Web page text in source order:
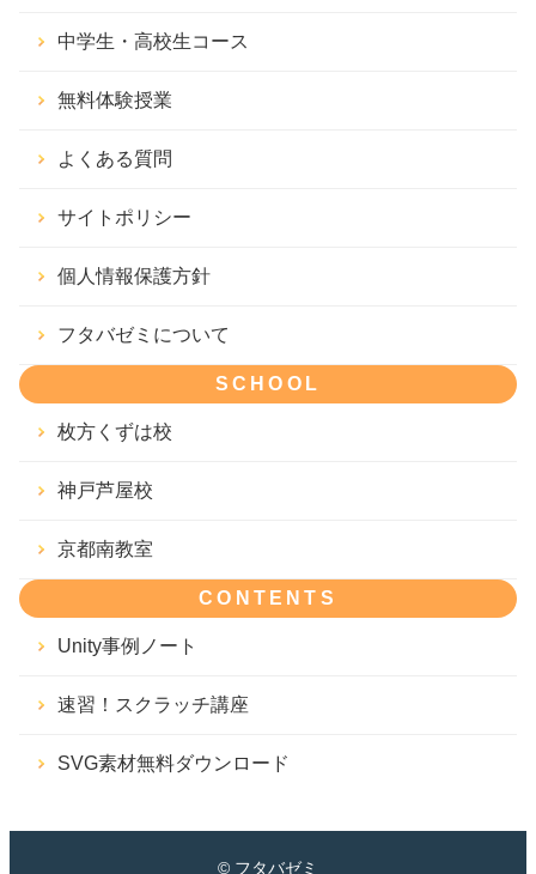
中学生・高校生コース
無料体験授業
よくある質問
サイトポリシー
個人情報保護方針
フタバゼミについて
SCHOOL
枚方くずは校
神戸芦屋校
京都南教室
CONTENTS
Unity事例ノート
速習！スクラッチ講座
SVG素材無料ダウンロード
© フタバゼミ